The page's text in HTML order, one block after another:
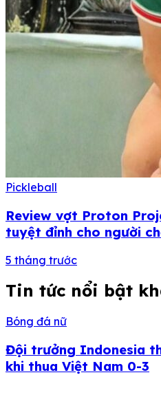
Pickleball
Review vợt Proton
tuyệt đỉnh cho người
5 tháng trước
Tin tức nổi bật
Bóng đá nữ
Đội trưởng Indonesia
khi thua Việt Nam 0-3